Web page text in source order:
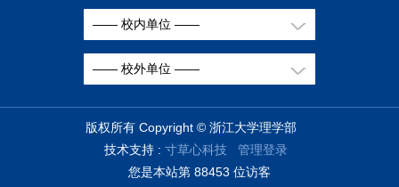
—— 校内单位 ——
—— 校外单位 ——
版权所有 Copyright © 浙江大学理学部
技术支持 : 寸草心科技
管理登录
您是本站第 88453 位访客